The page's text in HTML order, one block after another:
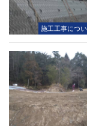
施工工事につ